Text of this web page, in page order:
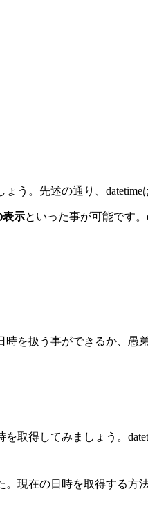
う。先述の通り、
表示といった事が可能です
を扱う事ができるか、愚
取得してみましょう。
現在の日時を取得する方